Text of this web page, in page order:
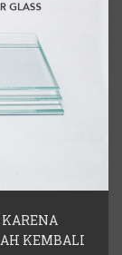
KARENA
KEMBALI